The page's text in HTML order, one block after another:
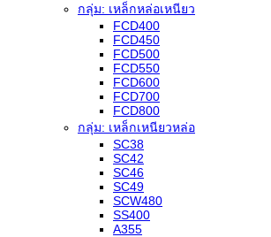
กลุ่ม: เหล็กหล่อเหนียว
FCD400
FCD450
FCD500
FCD550
FCD600
FCD700
FCD800
กลุ่ม: เหล็กเหนียวหล่อ
SC38
SC42
SC46
SC49
SCW480
SS400
A355